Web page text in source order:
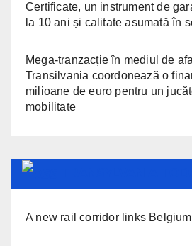
Certificate, un instrument de
la 10 ani și calitate asumată în
Mega-tranzacție în mediul de
Transilvania coordonează o
milioane de euro pentru un
mobilitate
A new rail corridor links